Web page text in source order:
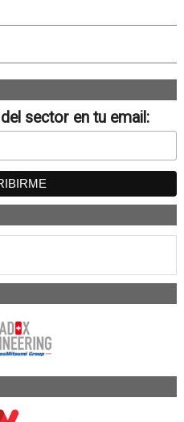
sector en tu email: